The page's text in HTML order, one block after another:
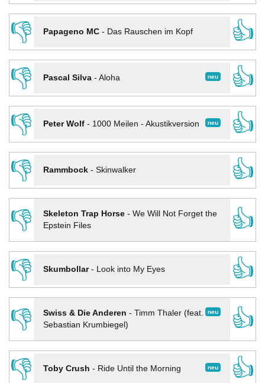
👎
Papageno MC- Das Rauschen im Kopf
👍
👎
neu
Pascal Silva- Aloha
👍
👎
neu
Peter Wolf- 1000 Meilen - Akustikversion
👍
👎
Rammbock- Skinwalker
👍
👎
Skeleton Trap Horse- We Will Not Forget the
Epstein Files
👍
👎
Skumbollar- Look into My Eyes
👍
👎
neu
Swiss & Die Anderen - Timm Thaler (feat.
Sebastian Krumbiegel)
👍
👎
neu
Toby Crush - Ride Until the Morning
👍